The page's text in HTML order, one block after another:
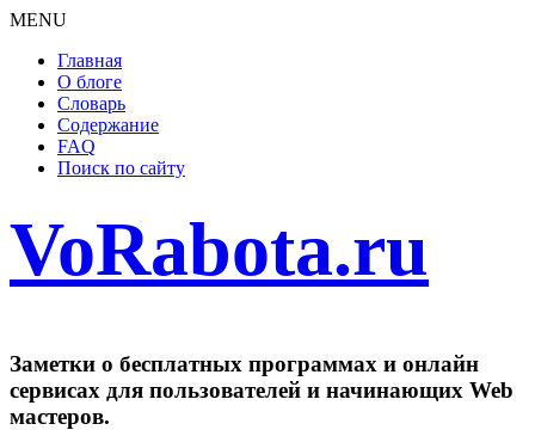
MENU
Главная
О блоге
Словарь
Содержание
FAQ
Поиск по сайту
VoRabota.ru
Заметки о бесплатных программах и онлайн
сервисах для пользователей и начинающих Web
мастеров.